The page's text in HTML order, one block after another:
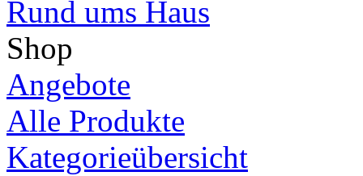
Rund ums Haus
Shop
Angebote
Alle Produkte
Kategorieübersicht